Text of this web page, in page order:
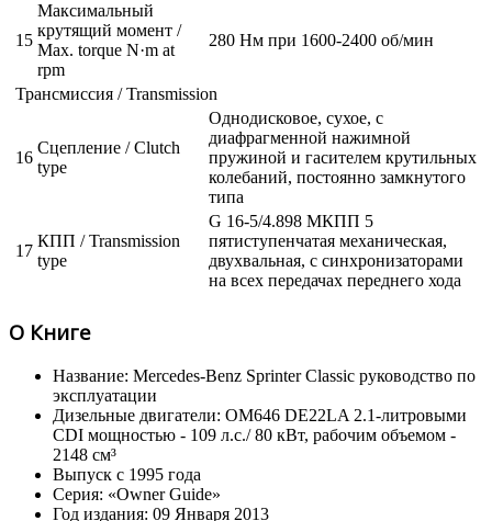
15
Максимальный
крутящий момент /
Max. torque N·m at
rpm
280 Нм при 1600-2400 об/мин
Трансмиссия / Transmission
16
Сцепление / Clutch
type
Однодисковое, сухое, с
диафрагменной нажимной
пружиной и гасителем крутильных
колебаний, постоянно замкнутого
типа
17
КПП / Transmission
type
G 16-5/4.898 МКПП 5
пятиступенчатая механическая,
двухвальная, с синхронизаторами
на всех передачах переднего хода
О Книге
Название: Mercedes-Benz Sprinter Classic руководство по
эксплуатации
Дизельные двигатели: OM646 DE22LA 2.1-литровыми
CDI мощностью - 109 л.с./ 80 кВт, рабочим объемом -
2148 см³
Выпуск с 1995 года
Серия: «Owner Guide»
Год издания: 09 Января 2013